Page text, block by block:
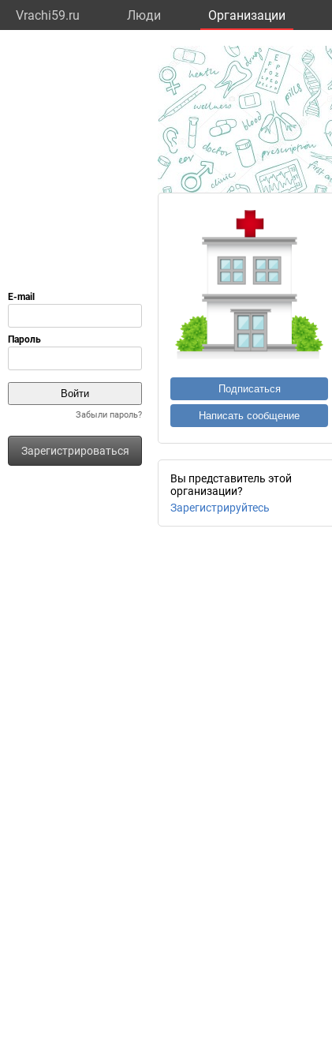
Vrachi59.ru Люди Организации
Забыли пароль?
Зарегистрироваться
Подписаться
Написать сообщение
Вы представитель этой
организации?
Зарегистрируйтесь